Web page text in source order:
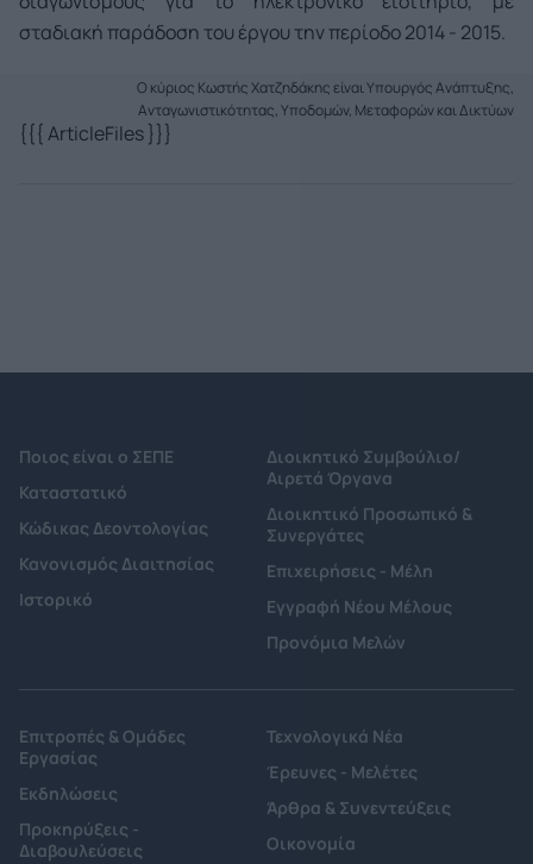
σταδιακή παράδοση του έρ­γου την περίοδο 2014 - 2015.
Ο κύριος Κωστής Χατζηδάκης είναι Υπουργός Ανάπτυξης,
Ανταγωνιστικότητας, Υποδομών, Μεταφορών και Δικτύων
{{{ ArticleFiles }}}
Ποιος είναι ο ΣΕΠΕ
Καταστατικό
Κώδικας Δεοντολογίας
Κανονισμός Διαιτησίας
Ιστορικό
Διοικητικό Συμβούλιο/
Αιρετά Όργανα
Διοικητικό Προσωπικό &
Συνεργάτες
Επιχειρήσεις - Μέλη
Εγγραφή Νέου Μέλους
Προνόμια Μελών
Επιτροπές & Ομάδες
Εργασίας
Εκδηλώσεις
Προκηρύξεις -
Διαβουλεύσεις
Τεχνολογικά Νέα
Έρευνες - Μελέτες
Άρθρα & Συνεντεύξεις
Οικονομία